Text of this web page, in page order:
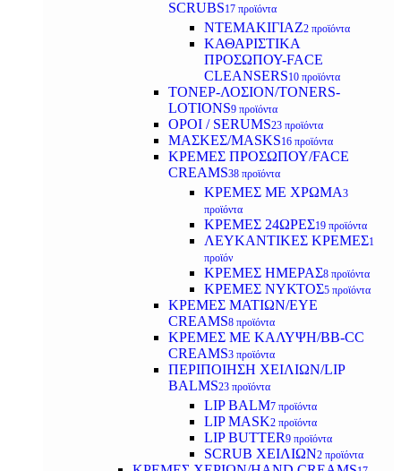
SCRUBS17 προϊόντα
ΝΤΕΜΑΚΙΓΙΑΖ2 προϊόντα
ΚΑΘΑΡΙΣΤΙΚΑ
ΠΡΟΣΩΠΟΥ-FACE
CLEANSERS10 προϊόντα
ΤΟΝΕΡ-ΛΟΣΙΟΝ/TONERS-
LOTIONS9 προϊόντα
ΟΡΟΙ / SERUMS23 προϊόντα
ΜΑΣΚΕΣ/MASKS16 προϊόντα
ΚΡΕΜΕΣ ΠΡΟΣΩΠΟΥ/FACE
CREAMS38 προϊόντα
ΚΡΕΜΕΣ ΜΕ ΧΡΩΜΑ3
προϊόντα
ΚΡΕΜΕΣ 24ΩΡΕΣ19 προϊόντα
ΛΕΥΚΑΝΤΙΚΕΣ ΚΡΕΜΕΣ1
προϊόν
ΚΡΕΜΕΣ ΗΜΕΡΑΣ8 προϊόντα
ΚΡΕΜΕΣ ΝΥΚΤΟΣ5 προϊόντα
ΚΡΕΜΕΣ ΜΑΤΙΩΝ/EYE
CREAMS8 προϊόντα
ΚΡΕΜΕΣ ΜΕ ΚΑΛΥΨΗ/BB-CC
CREAMS3 προϊόντα
ΠΕΡΙΠΟΙΗΣΗ ΧΕΙΛΙΩΝ/LIP
BALMS23 προϊόντα
LIP BALM7 προϊόντα
LIP MASK2 προϊόντα
LIP BUTTER9 προϊόντα
SCRUB ΧΕΙΛΙΩΝ2 προϊόντα